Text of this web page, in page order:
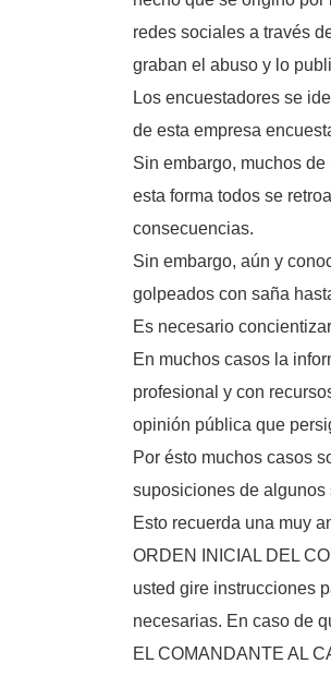
redes sociales a través
graban el abuso y lo
Los encuestadores se
de esta empresa
Sin embargo, muchos
esta forma todos se
consecuencias.
Sin embargo, aún y
golpeados con saña
Es necesario
En muchos casos la
profesional y con
opinión pública que
Por ésto muchos casos
suposiciones de algunos
Esto recuerda una muy
ORDEN INICIAL DEL
usted gire instrucciones
necesarias. En caso de
EL COMANDANTE AL